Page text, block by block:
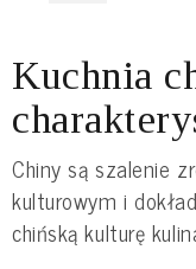
Kuchnia
Chiny są szalenie
kulturowym i
chińską kulturę